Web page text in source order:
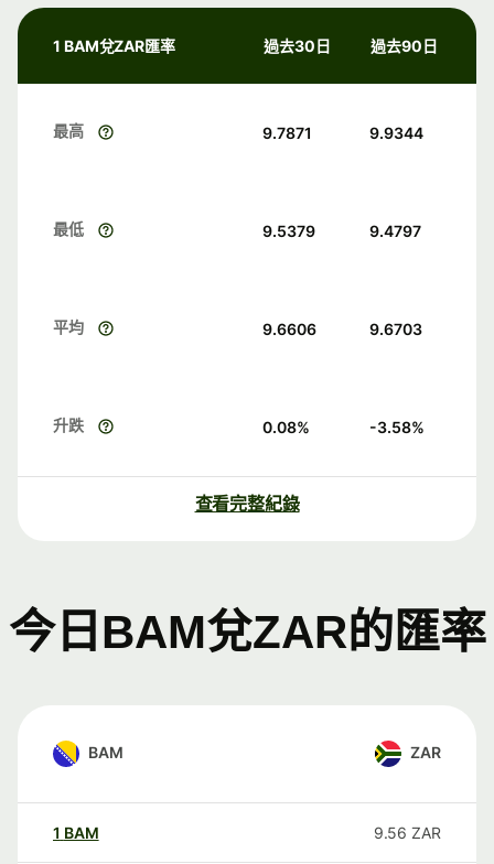
1 BAM兌ZAR匯率 過去30日 過去90日
最高 9.7871 9.9344
最低 9.5379 9.4797
平均 9.6606 9.6703
升跌 0.08% -3.58%
查看完整紀錄
今日BAM兌ZAR的匯率
BAM ZAR
1 BAM 9.56 ZAR